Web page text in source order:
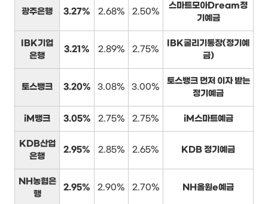
광주은행 3.27% 2.68% 2.50%
스마트모아Dream정
기예금
IBK기업
은행
3.21% 2.89% 2.75%
IBK굴리기통장(정기예
금)
토스뱅크 3.20% 3.08% 3.00%
토스뱅크 먼저 이자 받는
정기예금
iM뱅크 3.05% 2.75% 2.75% iM스마트예금
KDB산업
은행
2.95% 2.85% 2.65% KDB 정기예금
NH농협은
행
2.95% 2.90% 2.70% NH올원e예금